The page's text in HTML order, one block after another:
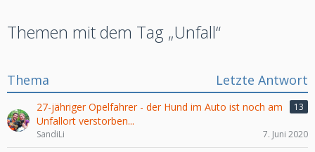
Themen mit dem Tag „Unfall“
Thema Letzte Antwort
27-jähriger Opelfahrer - der Hund im Auto ist noch am
Unfallort verstorben...
13
SandiLi 7. Juni 2020